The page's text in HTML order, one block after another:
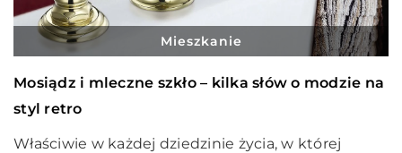
Mieszkanie
Mosiądz i mleczne szkło – kilka słów o modzie na
styl retro
Właściwie w każdej dziedzinie życia, w której